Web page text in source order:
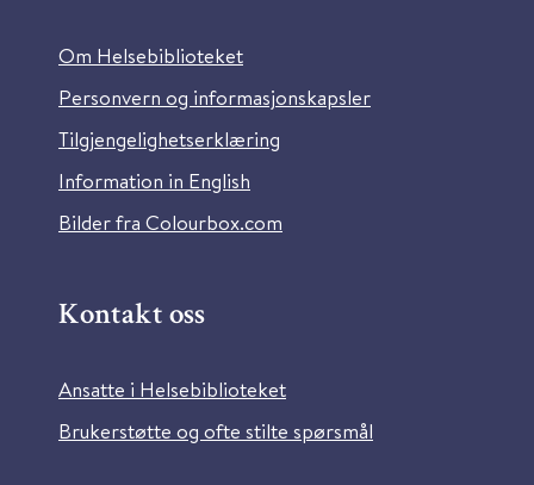
Om Helsebiblioteket
Personvern og informasjonskapsler
Tilgjengelighetserklæring
Information in English
Bilder fra Colourbox.com
Kontakt oss
Ansatte i Helsebiblioteket
Brukerstøtte og ofte stilte spørsmål